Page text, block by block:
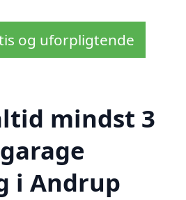
og uforpligtende
mindst 3
i Andrup